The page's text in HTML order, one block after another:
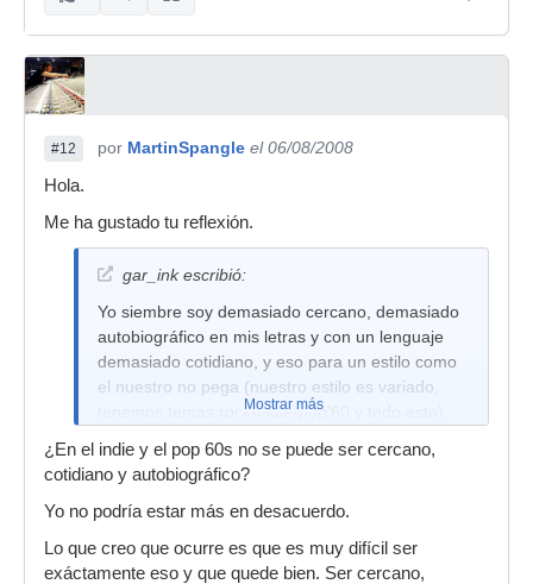
#12 por MartinSpangle el 06/08/2008
Hola.
Me ha gustado tu reflexión.
gar_ink escribió:
Yo siembre soy demasiado cercano, demasiado
autobiográfico en mis letras y con un lenguaje
demasiado cotidiano, y eso para un estilo como
el nuestro no pega (nuestro estilo es variado,
tenemos temas rock-indie-pop'60 y todo esto).
Mostrar más
¿En el indie y el pop 60s no se puede ser cercano,
cotidiano y autobiográfico?
Yo no podría estar más en desacuerdo.
Lo que creo que ocurre es que es muy difícil ser
exáctamente eso y que quede bien. Ser cercano,